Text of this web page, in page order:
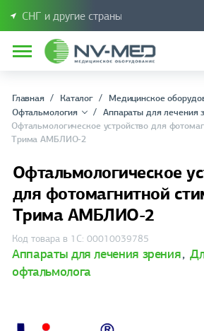
СНГ и другие страны
Главная Каталог
Медицинское
Офтальмология
Аппараты для лечения
Офтальмологическое устройство для
Трима АМБЛИО-2
Офтальмологическое
для фотомагнитной
Трима АМБЛИО-2
Код товара в 1С: 00010039785
Аппараты для лечения зрения,
офтальмолога